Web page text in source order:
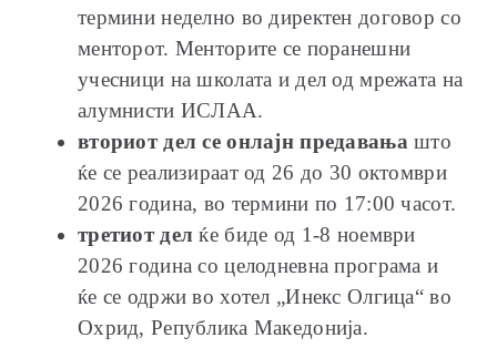
термини неделно во директен договор со
менторот. Менторите се поранешни
учесници на школата и дел од мрежата на
алумнисти ИСЛАА.
вториот дел се онлајн предавањашто
ќе се реализираат од 26 до 30 октомври
2026 година, во термини по 17:00 часот.
третиот дел ќе биде од 1-8 ноември
2026 година со целодневна програма и
ќе се одржи во хотел „Инекс Олгица“ во
Охрид, Република Македонија.